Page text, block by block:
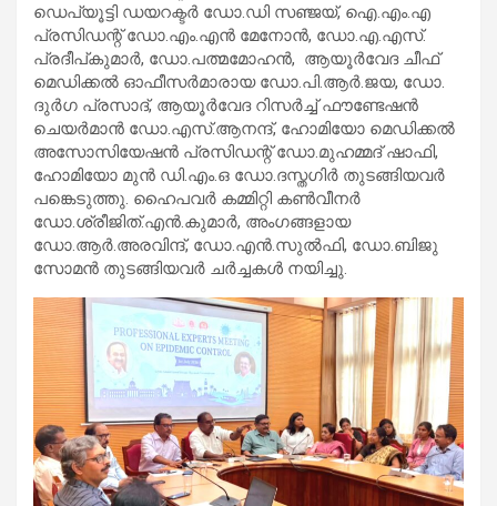
ഡെപ്യൂട്ടി ഡയറക്ടർ ഡോ.ഡി സഞ്ജയ്, ഐ.എം.എ
പ്രസിഡന്റ് ഡോ.എം.എൻ മേനോൻ, ഡോ.എ.എസ്.
പ്രദീപ്കുമാർ, ഡോ.പത്മമോഹൻ, ആയൂർവേദ ചീഫ്
മെഡിക്കൽ ഓഫീസർമാരായ ഡോ.പി.ആർ.ജയ, ഡോ.
ദുർഗ പ്രസാദ്, ആയൂർവേദ റിസർച്ച് ഫൗണ്ടേഷൻ
ചെയർമാൻ ഡോ.എസ്.ആനന്ദ്, ഹോമിയോ മെഡിക്കൽ
അസോസിയേഷൻ പ്രസിഡന്റ് ഡോ.മുഹമ്മദ് ഷാഫി,
ഹോമിയോ മുൻ ഡി.എം.ഒ ഡോ.ദസ്തഗിർ തുടങ്ങിയവർ
പങ്കെടുത്തു. ഹൈപവർ കമ്മിറ്റി കൺവീനർ
ഡോ.ശ്രീജിത്.എൻ.കുമാർ, അംഗങ്ങളായ
ഡോ.ആർ.അരവിന്ദ്, ഡോ.എൻ.സുൽഫി, ഡോ.ബിജു
സോമൻ തുടങ്ങിയവർ ചർച്ചകൾ നയിച്ചു.